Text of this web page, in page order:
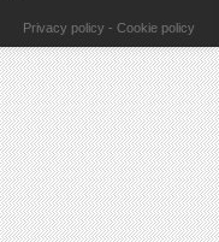
Privacy policy - Cookie policy